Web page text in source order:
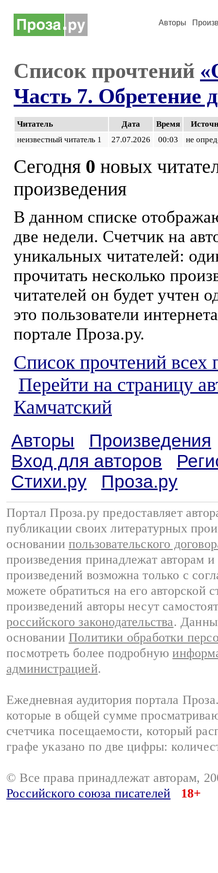
Авторы
Список прочтений
Часть 7. Обретение
Читатель Дата Время
неизвестный читатель 1
27.07.2026 00:03 не
Сегодня 0 новых
произведения
В данном списке
две недели. Счетчик на
уникальных читателей:
прочитать несколько
читателей он будет учтен
это пользователи
портале Проза.ру.
Список прочтений всех
Перейти на страницу
Камчатский
Авторы
Произведения
Вход для авторов
Стихи.ру
Проза.ру
Портал Проза.ру предоставляет
публикации своих литературных
основании пользовательского
произведения принадлежат авторам
произведений возможна только с
можете обратиться на его авторской
произведений авторы несут
российского законодательства.
основании Политики обработки
посмотреть более подробную
администрацией.
Ежедневная аудитория портала
которые в общей сумме
счетчика посещаемости, который
графе указано по две цифры:
© Все права принадлежат авторам,
Российского союза писателей
18+